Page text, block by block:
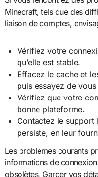
Minecraft, tels que des
liaison de comptes,
Vérifiez votre
qu’elle est stable.
Effacez le cache et
puis essayez de
Vérifiez que votre
bonne plateforme.
Contactez le support
persiste, en leur
Les problèmes courants
informations de
obsolètes. Garder vos